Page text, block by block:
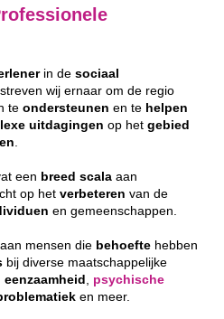
in de sociaal
wij ernaar om de regio
te ondersteunen en te helpen
uitdagingen op het gebied
een breed scala aan
op het verbeteren van de
en gemeenschappen.
aan mensen die behoefte hebben
bij diverse maatschappelijke
eenzaamheid
psychische
en meer.